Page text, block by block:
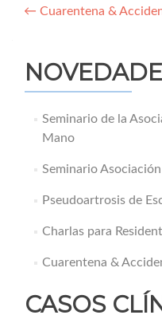
Navegación
entradas
← Cuarentena &
Seminario de la
Mano
Seminario
Pseudoartrosis de
Charlas para
Cuarentena &
CASOS